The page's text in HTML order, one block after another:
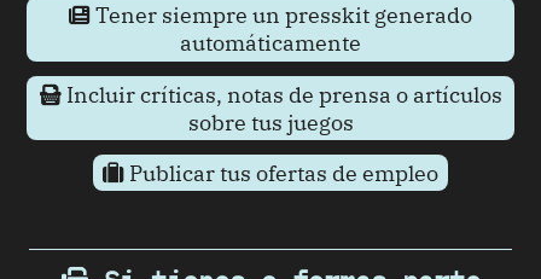
Tener siempre un presskit generado
automáticamente
Incluir críticas, notas de prensa o artículos
sobre tus juegos
Publicar tus ofertas de empleo